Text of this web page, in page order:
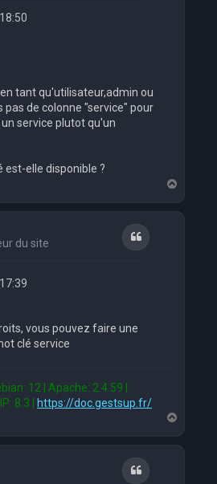
tant qu'utilisateur,admin ou
pas de colonne "service" pour
service plutot qu'un
elle disponible ?
a
du site
Citation
vous pouvez faire une
clé service
12 | Apache: 2.4.59 |
8.3 | https://doc.gestsup.fr/
a
Citation